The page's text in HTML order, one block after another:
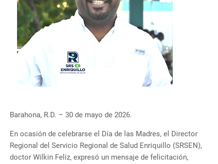
Barahona, R.D. – 30 de mayo de 2026.
En ocasión de celebrarse el Día de las Madres, el Director
Regional del Servicio Regional de Salud Enriquillo (SRSEN),
doctor Wilkin Feliz, expresó un mensaje de felicitación,